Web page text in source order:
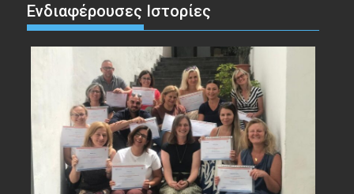
Ενδιαφέρουσες Ιστορίες